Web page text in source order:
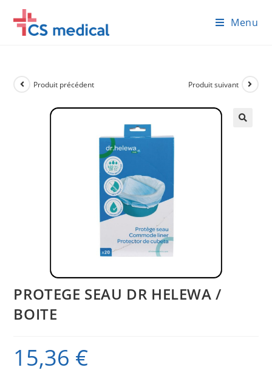
content
Menu
Produit précédent Produit suivant
PROTEGE SEAU DR HELEWA /
BOITE
15,36 €